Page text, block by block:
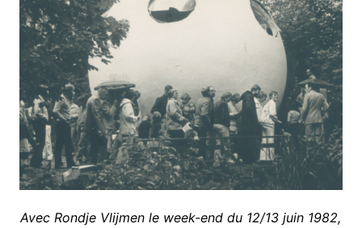
Avec Rondje Vlijmen le week-end du 12/13 juin 1982,